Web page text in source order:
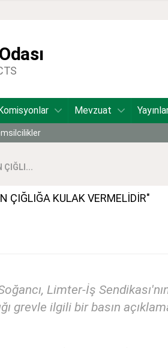
Mevzuat
ÇIĞLI...
ÇIĞLIĞA KULAK VERMELİDİR"
Limter-İş
grevle ilgili bir basın